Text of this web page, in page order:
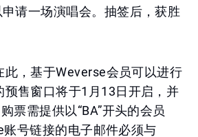
请一场演唱会。抽签后，获胜
此，基于Weverse会员可以进行
预售窗口将于1月13日开启，并
票需提供以“BA”开头的会员
号链接的电子邮件必须与